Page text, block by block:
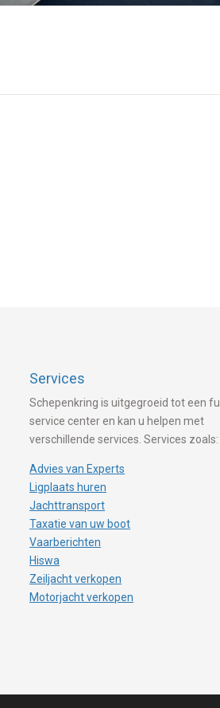
Services
Schepenkring is uitgegroeid tot een full
service center en kan u helpen met
verschillende services. Services zoals:
Advies van Experts
Ligplaats huren
Jachttransport
Taxatie van uw boot
Vaarberichten
Hiswa
Zeiljacht verkopen
Motorjacht verkopen